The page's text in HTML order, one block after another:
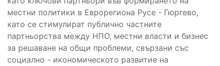
местни политики в Еврорегиона Русе - Гюргево,
като се стимулират публично частните
партньорства между НПО, местни власти и бизнес
за решаване на общи проблеми, свързани със
социално - икономическото развитие на